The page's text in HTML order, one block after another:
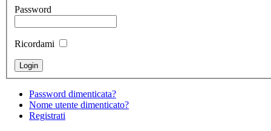
Password
Ricordami
Password dimenticata?
Nome utente dimenticato?
Registrati